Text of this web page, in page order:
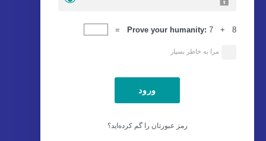
ورود Prove your humanity: 7 + 8 =
مرا به خاطر بسپار
رمز عبورتان را گم کرده‌اید؟